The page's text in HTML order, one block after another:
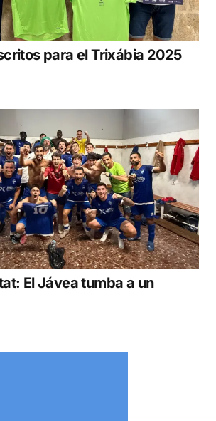
para el Trixábia 2025
El Jávea tumba a un